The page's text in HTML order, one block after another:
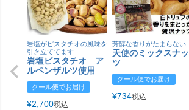
岩塩がピスタチオの風味を
引き立ててます
岩塩ピスタチオ ア
ルペンザルツ使用
クール便でお届け
¥2,700税込
芳醇な香りがたまらない
天使のミックスナッ
ツ
クール便でお届け
¥734税込